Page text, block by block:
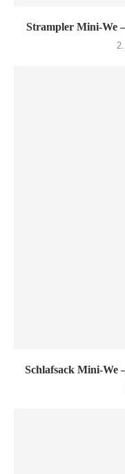
Strampler Mini-We
Schlafsack Mini-We